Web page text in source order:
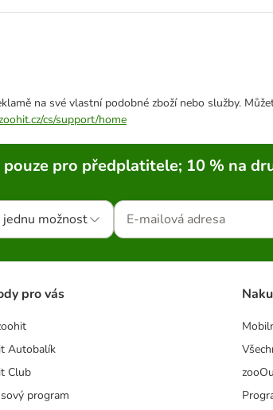
na své vlastní podobné zboží nebo služby.
cs/support/home
pro předplatitele; 10 % na
možnost
pro vás
Autobalík
Club
program